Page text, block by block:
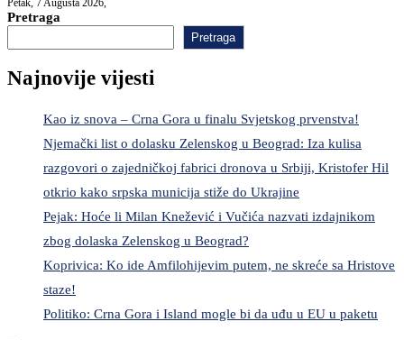
Petak, 7 Augusta 2026,
Pretraga
Pretraga
Najnovije vijesti
Kao iz snova – Crna Gora u finalu Svjetskog prvenstva!
Njemački list o dolasku Zelenskog u Beograd: Iza kulisa
razgovori o zajedničkoj fabrici dronova u Srbiji, Kristofer Hil
otkrio kako srpska municija stiže do Ukrajine
Pejak: Hoće li Milan Knežević i Vučića nazvati izdajnikom
zbog dolaska Zelenskog u Beograd?
Koprivica: Ko ide Amfilohijevim putem, ne skreće sa Hristove
staze!
Politiko: Crna Gora i Island mogle bi da uđu u EU u paketu